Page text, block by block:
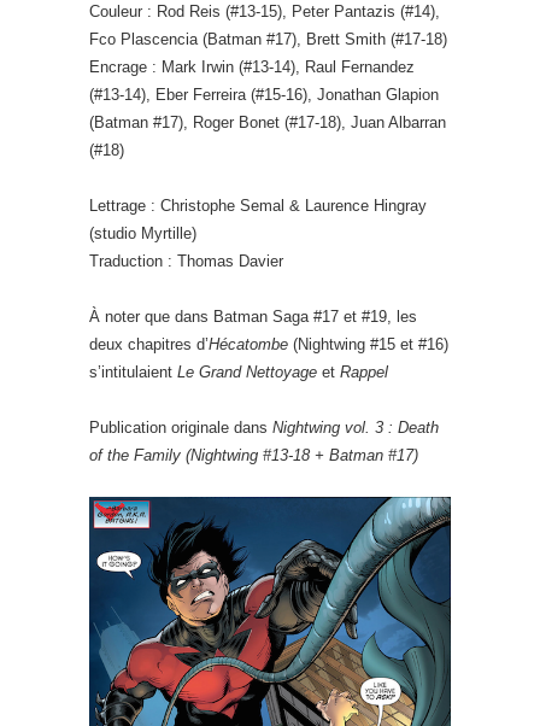
Couleur : Rod Reis (#13-15), Peter Pantazis (#14),
Fco Plascencia (Batman #17), Brett Smith (#17-18)
Encrage : Mark Irwin (#13-14), Raul Fernandez
(#13-14), Eber Ferreira (#15-16), Jonathan Glapion
(Batman #17), Roger Bonet (#17-18), Juan Albarran
(#18)
Lettrage : Christophe Semal & Laurence Hingray
(studio Myrtille)
Traduction : Thomas Davier
À noter que dans Batman Saga #17 et #19, les
deux chapitres d’Hécatombe (Nightwing #15 et #16)
s’intitulaient Le Grand Nettoyage et Rappel
Publication originale dans Nightwing vol. 3 : Death
of the Family (Nightwing #13-18 + Batman #17)